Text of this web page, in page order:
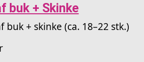
buk + Skinke
+ skinke (ca. 18–22 stk.)